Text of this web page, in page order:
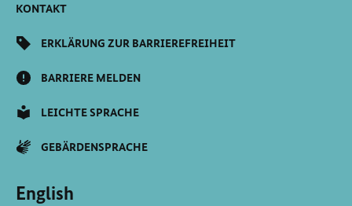
KONTAKT
ERKLÄRUNG ZUR BARRIEREFREIHEIT
BARRIERE MELDEN
LEICHTE SPRACHE
GEBÄRDENSPRACHE
English